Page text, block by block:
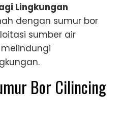
Lingkungan
dengan sumur bor
sumber air
Bor Cilincing